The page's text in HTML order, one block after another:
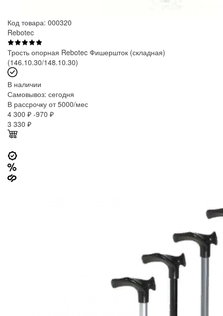
Код товара: 000320
Rebotec
Трость опорная Rebotec Фишершток (складная)
(146.10.30/148.10.30)
В наличии
Самовывоз: сегодня
В рассрочку от 5000/мес
4 300 ₽ -970 ₽
3 330 ₽